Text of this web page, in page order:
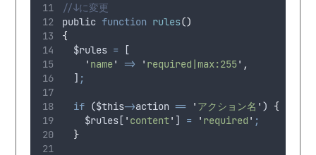
//↓に変更
public function rules()
{
$rules = [
' name' => ' required|max:255' ,
  ]
;
if ($this->action == ' アクション名 ' ) {
$rules [ ' content' ] = ' required ' ;
}